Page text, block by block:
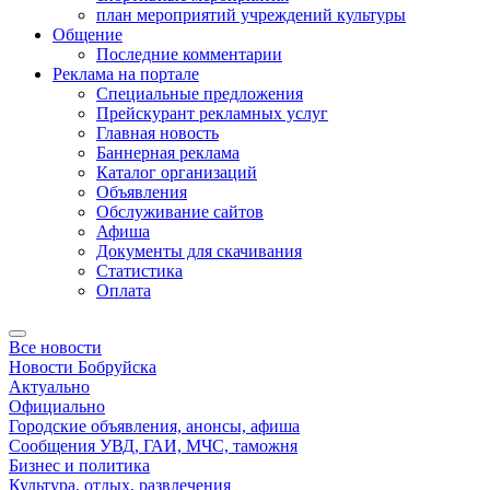
план мероприятий учреждений культуры
Общение
Последние комментарии
Реклама на портале
Специальные предложения
Прейскурант рекламных услуг
Главная новость
Баннерная реклама
Каталог организаций
Объявления
Обслуживание сайтов
Афиша
Документы для скачивания
Статистика
Оплата
Все новости
Новости Бобруйска
Актуально
Официально
Городские объявления, анонсы, афиша
Сообщения УВД, ГАИ, МЧС, таможня
Бизнес и политика
Культура, отдых, развлечения